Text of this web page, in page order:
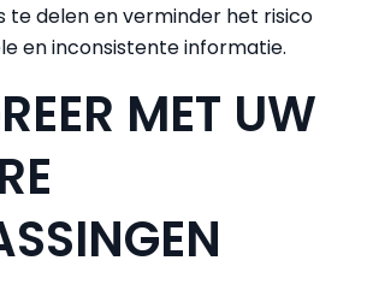
te delen en verminder het risico
en inconsistente informatie.
MET UW